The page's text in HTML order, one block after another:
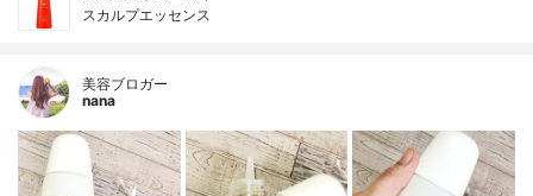
スカルプエッセンス
美容ブロガー
nana